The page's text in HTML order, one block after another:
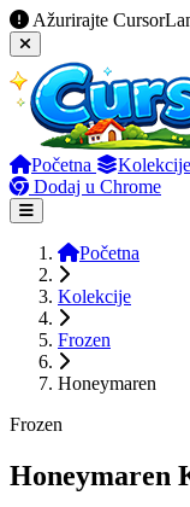
Ažurirajte
Početna Kolekcije
Dodaj u Chrome
Početna
Kolekcije
Frozen
Honeymaren
Frozen
Honeymaren